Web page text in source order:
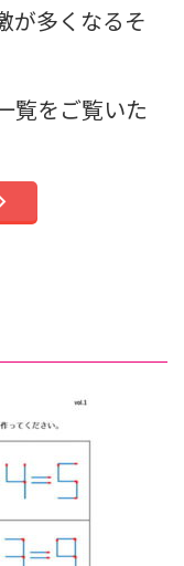
が多くなるそ
覧をご覧いた